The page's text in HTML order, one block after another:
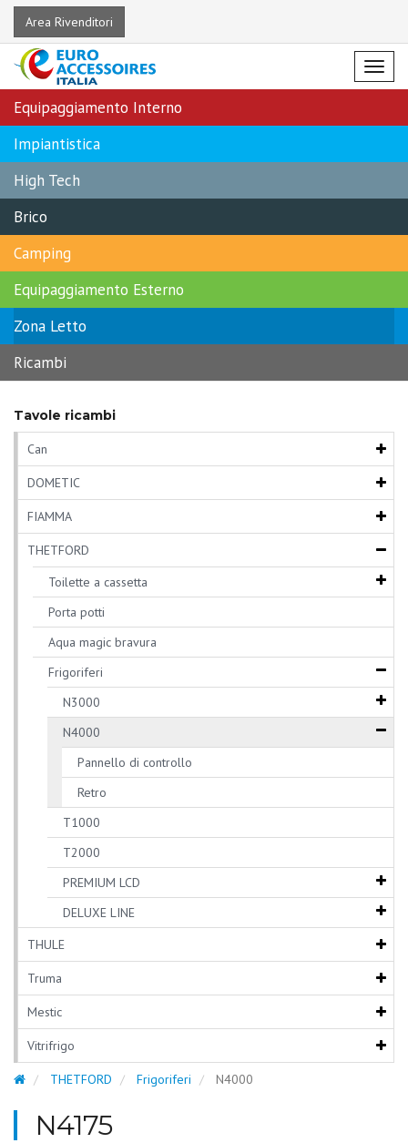
Area Rivenditori
Menu
Equipaggiamento Interno
Impiantistica
High Tech
Brico
Camping
Equipaggiamento Esterno
Zona Letto
Ricambi
Tavole ricambi
Can
DOMETIC
FIAMMA
THETFORD
Toilette a cassetta
Porta potti
Aqua magic bravura
Frigoriferi
N3000
N4000
Pannello di controllo
Retro
T1000
T2000
PREMIUM LCD
DELUXE LINE
THULE
Truma
Mestic
Vitrifrigo
THETFORD Frigoriferi N4000
N4175